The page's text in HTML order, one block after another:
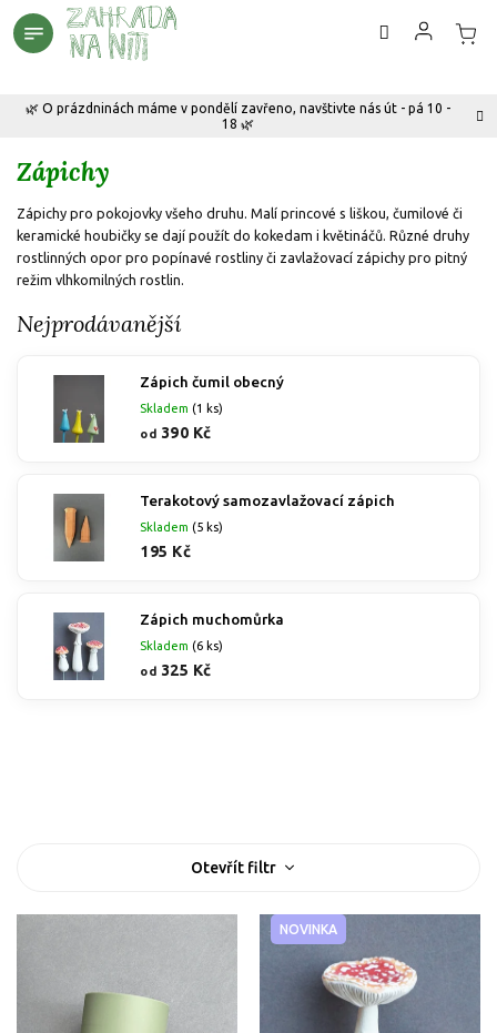
Přejít
na
🌿 O prázdninách máme v pondělí zavřeno, navštivte nás út - pá 10 -
18 🌿
Zápichy
Zápichy pro pokojovky všeho druhu. Malí princové s liškou, čumilové či
keramické houbičky se dají použít do kokedam i květináčů. Různé druhy
rostlinných opor pro popínavé rostliny či zavlažovací zápichy pro pitný
režim vlhkomilných rostlin.
Nejprodávanější
Zápich čumil obecný
Skladem (1 ks)
od 390 Kč
Terakotový samozavlažovací zápich
Skladem (5 ks)
195 Kč
Zápich muchomůrka
Skladem (6 ks)
od 325 Kč
Otevřít filtr
NOVINKA